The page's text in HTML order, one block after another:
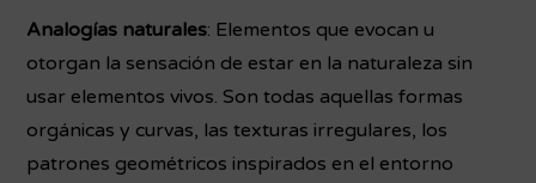
Analogías naturales: Elementos que evocan u
otorgan la sensación de estar en la naturaleza sin
usar elementos vivos. Son todas aquellas formas
orgánicas y curvas, las texturas irregulares, los
patrones geométricos inspirados en el entorno